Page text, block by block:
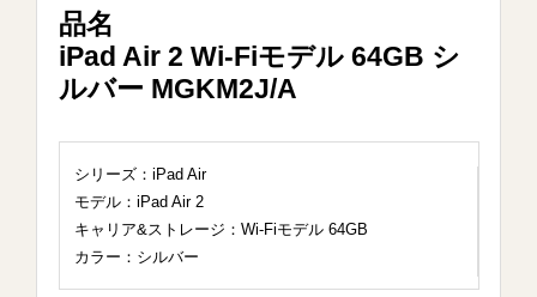
品名
iPad Air 2 Wi-Fiモデル 64GB シ
ルバー MGKM2J/A
シリーズ：iPad Air
モデル：iPad Air 2
キャリア&ストレージ：Wi-Fiモデル 64GB
カラー：シルバー